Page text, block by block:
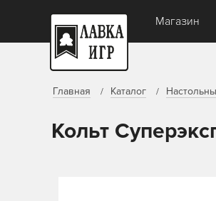
Магазин
Главная Каталог
Кольт